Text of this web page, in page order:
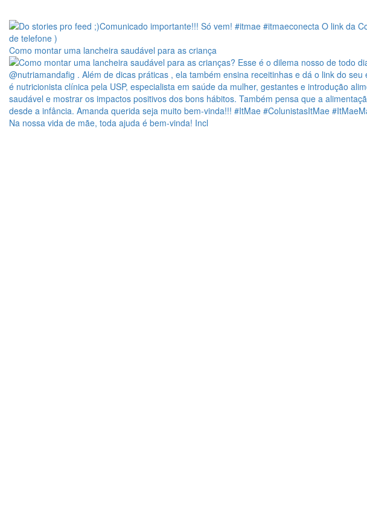
Como montar uma lancheira saudável para as criança
Na nossa vida de mãe, toda ajuda é bem-vinda! Incl